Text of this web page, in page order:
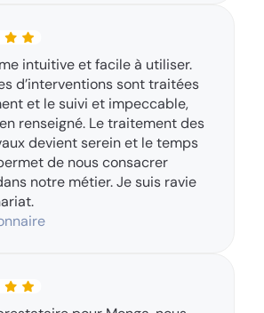
intuitive et facile à utiliser.
d’interventions sont traitées
et le suivi et impeccable,
renseigné. Le traitement des
devient serein et le temps
de nous consacrer
notre métier. Je suis ravie